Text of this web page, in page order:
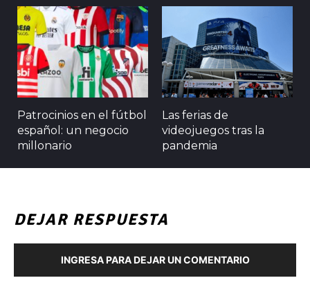
Patrocinios en el fútbol
español: un negocio
millonario
Las ferias de
videojuegos tras la
pandemia
DEJAR RESPUESTA
INGRESA PARA DEJAR UN COMENTARIO